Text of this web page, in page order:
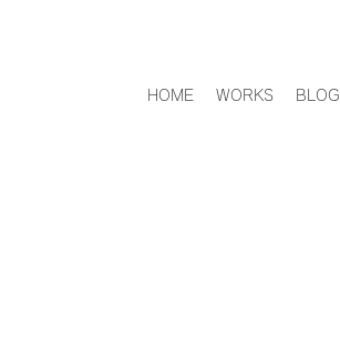
HOME WORKS BLOG